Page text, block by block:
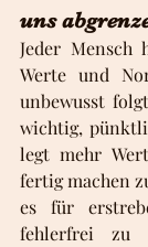
uns
Jeder Mensch
Werte und
unbewusst
wichtig,
legt mehr
fertig machen
es für
fehlerfrei zu